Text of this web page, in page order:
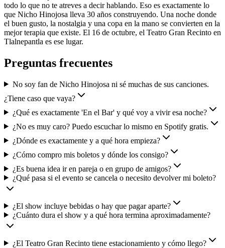
todo lo que no te atreves a decir hablando. Eso es exactamente lo
que Nicho Hinojosa lleva 30 años construyendo. Una noche donde
el buen gusto, la nostalgia y una copa en la mano se convierten en la
mejor terapia que existe. El 16 de octubre, el Teatro Gran Recinto en
Tlalnepantla es ese lugar.
Preguntas frecuentes
No soy fan de Nicho Hinojosa ni sé muchas de sus canciones.
¿Tiene caso que vaya?
¿Qué es exactamente 'En el Bar' y qué voy a vivir esa noche?
¿No es muy caro? Puedo escuchar lo mismo en Spotify gratis.
¿Dónde es exactamente y a qué hora empieza?
¿Cómo compro mis boletos y dónde los consigo?
¿Es buena idea ir en pareja o en grupo de amigos?
¿Qué pasa si el evento se cancela o necesito devolver mi boleto?
¿El show incluye bebidas o hay que pagar aparte?
¿Cuánto dura el show y a qué hora termina aproximadamente?
¿El Teatro Gran Recinto tiene estacionamiento y cómo llego?